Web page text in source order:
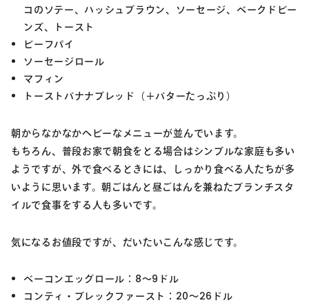
コのソテー、ハッシュブラウン、ソーセージ、ベークドビー
ンズ、トースト
ビーフパイ
ソーセージロール
マフィン
トーストバナナブレッド（＋バターたっぷり）
朝からなかなかヘビーなメニューが並んでいます。
もちろん、普段お家で朝食をとる場合はシンプルな家庭も多い
ようですが、外で食べるときには、しっかり食べる人たちが多
いように思います。朝ごはんと昼ごはんを兼ねたブランチスタ
イルで食事をする人も多いです。
気になるお値段ですが、だいたいこんな感じです。
ベーコンエッグロール：8～9ドル
コンティ・ブレックファースト：20～26ドル